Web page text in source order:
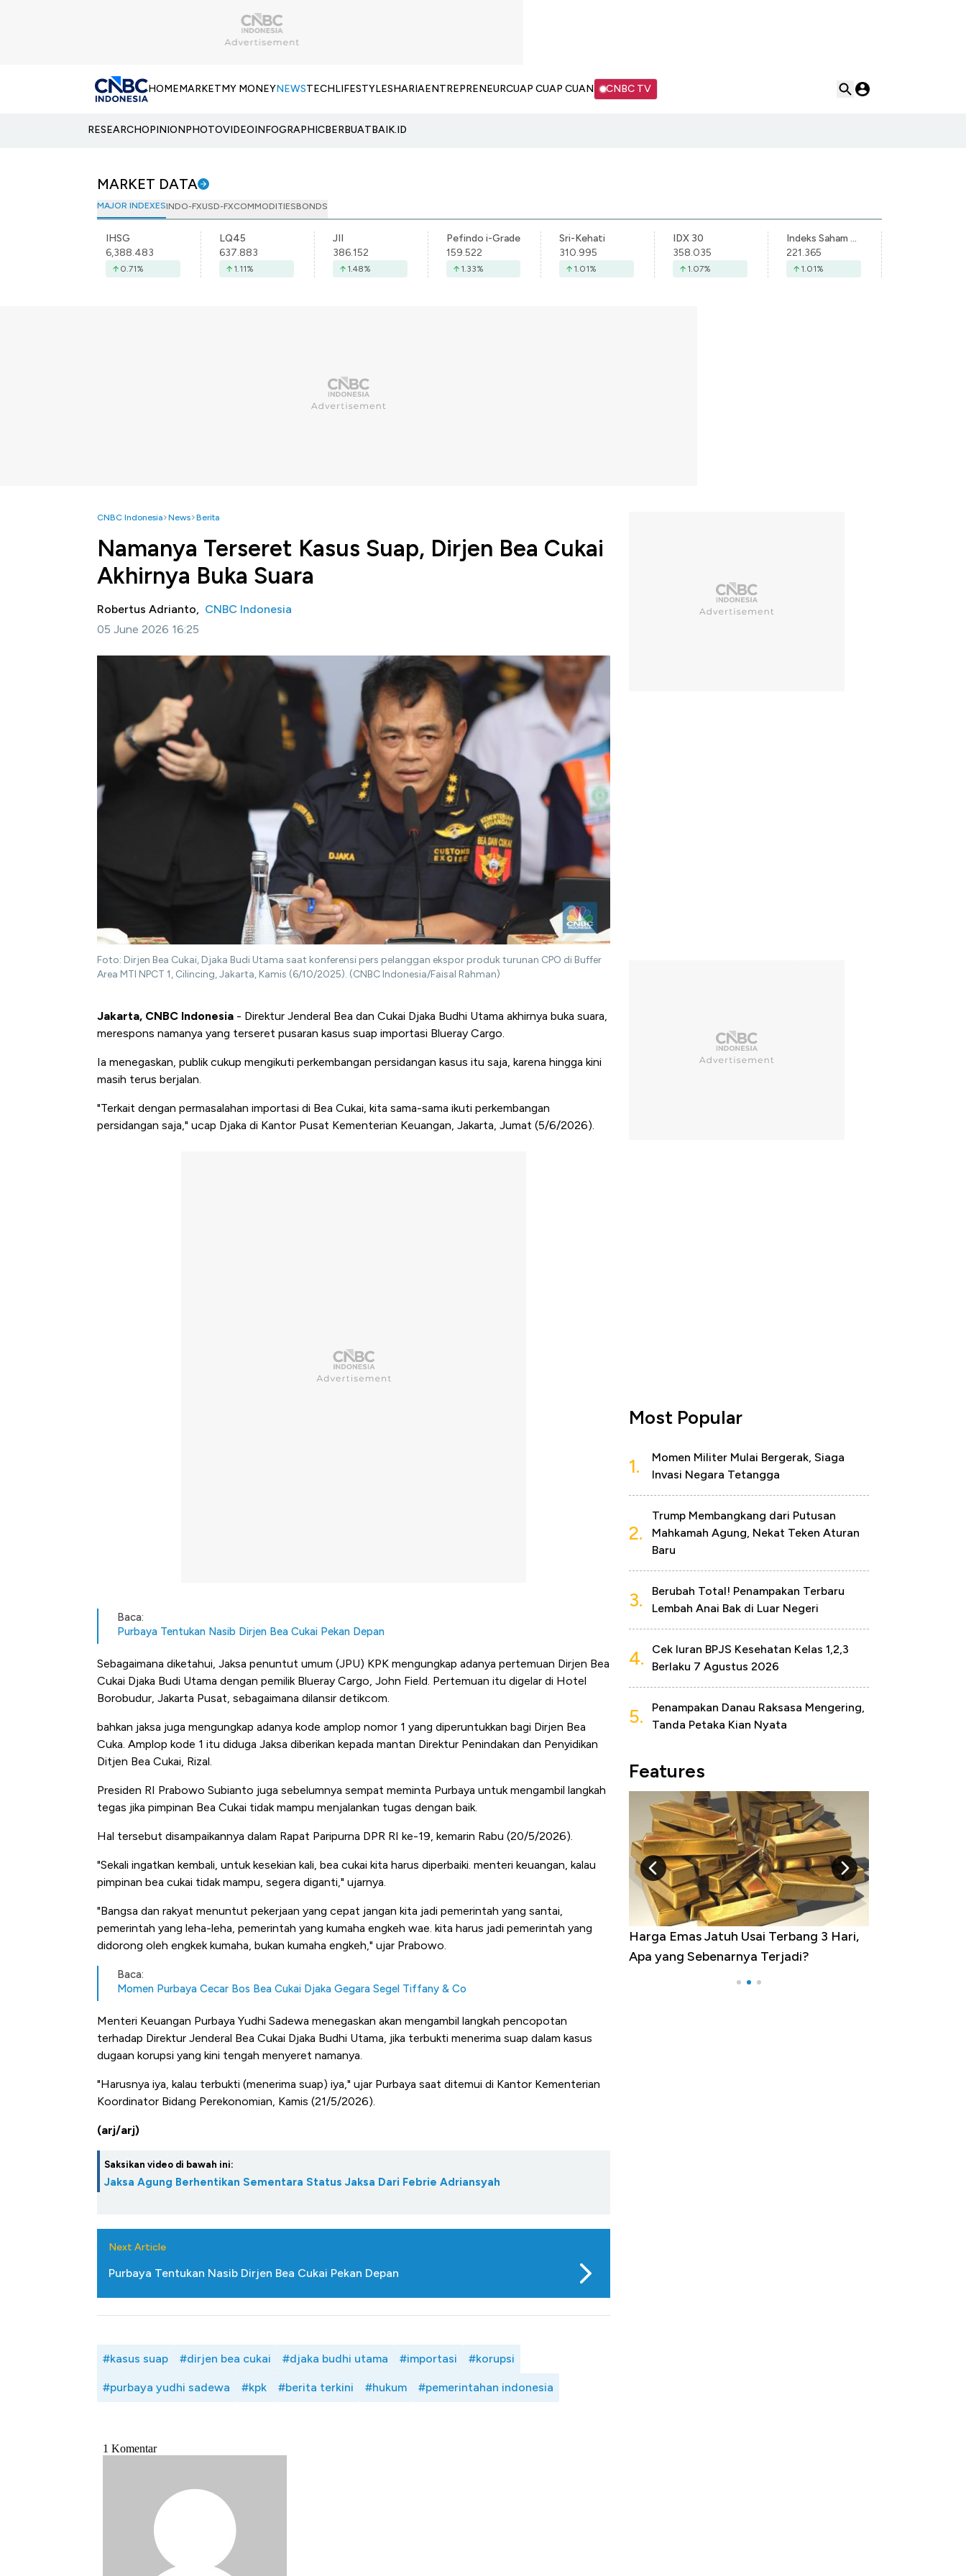
HOMEMARKETMY MONEYNEWSTECHLIFESTYLESHARIAENTREPRENEURCUAP CUAP CUAN CNBC TV
RESEARCHOPINIONPHOTOVIDEOINFOGRAPHICBERBUATBAIK.ID
MARKET DATA
MAJOR INDEXESINDO-FXUSD-FXCOMMODITIESBONDS
IHSG
6,388.483
0.71%
LQ45
637.883
1.11%
JII
386.152
1.48%
Pefindo i-Grade
159.522
1.33%
Sri-Kehati
310.995
1.01%
IDX 30
358.035
1.07%
Indeks Saham Syariah Indonesia
221.365
1.01%
CNBC Indonesia News Berita
Namanya Terseret Kasus Suap, Dirjen Bea Cukai
Akhirnya Buka Suara
Robertus Adrianto, CNBC Indonesia
05 June 2026 16:25
Foto: Dirjen Bea Cukai, Djaka Budi Utama saat konferensi pers pelanggan ekspor produk turunan CPO di Buffer
Area MTI NPCT 1, Cilincing, Jakarta, Kamis (6/10/2025). (CNBC Indonesia/Faisal Rahman)
Jakarta, CNBC Indonesia - Direktur Jenderal Bea dan Cukai Djaka Budhi Utama akhirnya buka suara,
merespons namanya yang terseret pusaran kasus suap importasi Blueray Cargo.
Ia menegaskan, publik cukup mengikuti perkembangan persidangan kasus itu saja, karena hingga kini
masih terus berjalan.
"Terkait dengan permasalahan importasi di Bea Cukai, kita sama-sama ikuti perkembangan
persidangan saja," ucap Djaka di Kantor Pusat Kementerian Keuangan, Jakarta, Jumat (5/6/2026).
Baca:
Purbaya Tentukan Nasib Dirjen Bea Cukai Pekan Depan
Sebagaimana diketahui, Jaksa penuntut umum (JPU) KPK mengungkap adanya pertemuan Dirjen Bea
Cukai Djaka Budi Utama dengan pemilik Blueray Cargo, John Field. Pertemuan itu digelar di Hotel
Borobudur, Jakarta Pusat, sebagaimana dilansir detikcom.
bahkan jaksa juga mengungkap adanya kode amplop nomor 1 yang diperuntukkan bagi Dirjen Bea
Cuka. Amplop kode 1 itu diduga Jaksa diberikan kepada mantan Direktur Penindakan dan Penyidikan
Ditjen Bea Cukai, Rizal.
Presiden RI Prabowo Subianto juga sebelumnya sempat meminta Purbaya untuk mengambil langkah
tegas jika pimpinan Bea Cukai tidak mampu menjalankan tugas dengan baik.
Hal tersebut disampaikannya dalam Rapat Paripurna DPR RI ke-19, kemarin Rabu (20/5/2026).
"Sekali ingatkan kembali, untuk kesekian kali, bea cukai kita harus diperbaiki. menteri keuangan, kalau
pimpinan bea cukai tidak mampu, segera diganti," ujarnya.
"Bangsa dan rakyat menuntut pekerjaan yang cepat jangan kita jadi pemerintah yang santai,
pemerintah yang leha-leha, pemerintah yang kumaha engkeh wae. kita harus jadi pemerintah yang
didorong oleh engkek kumaha, bukan kumaha engkeh," ujar Prabowo.
Baca:
Momen Purbaya Cecar Bos Bea Cukai Djaka Gegara Segel Tiffany & Co
Menteri Keuangan Purbaya Yudhi Sadewa menegaskan akan mengambil langkah pencopotan
terhadap Direktur Jenderal Bea Cukai Djaka Budhi Utama, jika terbukti menerima suap dalam kasus
dugaan korupsi yang kini tengah menyeret namanya.
"Harusnya iya, kalau terbukti (menerima suap) iya," ujar Purbaya saat ditemui di Kantor Kementerian
Koordinator Bidang Perekonomian, Kamis (21/5/2026).
(arj/arj)
Saksikan video di bawah ini:
Jaksa Agung Berhentikan Sementara Status Jaksa Dari Febrie Adriansyah
Next Article
Purbaya Tentukan Nasib Dirjen Bea Cukai Pekan Depan
#kasus suap #dirjen bea cukai #djaka budhi utama #importasi #korupsi
#purbaya yudhi sadewa #kpk #berita terkini #hukum #pemerintahan indonesia
Most Popular
1.
Momen Militer Mulai Bergerak, Siaga
Invasi Negara Tetangga
2.
Trump Membangkang dari Putusan
Mahkamah Agung, Nekat Teken Aturan
Baru
3.
Berubah Total! Penampakan Terbaru
Lembah Anai Bak di Luar Negeri
4.
Cek Iuran BPJS Kesehatan Kelas 1,2,3
Berlaku 7 Agustus 2026
5.
Penampakan Danau Raksasa Mengering,
Tanda Petaka Kian Nyata
Features
Harga Batu Bara Bangkit, Ada Kabar
Harga Emas Jatuh Usai Terbang 3 Hari,
Dominasi China Menggila, Jadi Sumber
Impor 100 Negara